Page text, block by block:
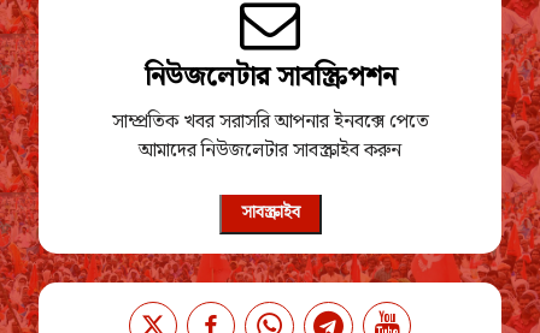
নিউজলেটার সাবস্ক্রিপশন
সাম্প্রতিক খবর সরাসরি আপনার ইনবক্সে পেতে
আমাদের নিউজলেটার সাবস্ক্রাইব করুন
সাবস্ক্রাইব